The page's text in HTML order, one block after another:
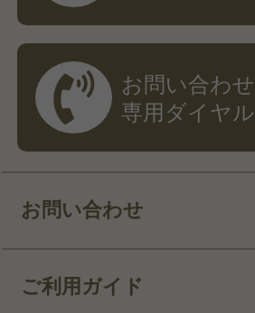
お問い合わせ
専用ダイヤル
お問い合わせ
ご利用ガイド